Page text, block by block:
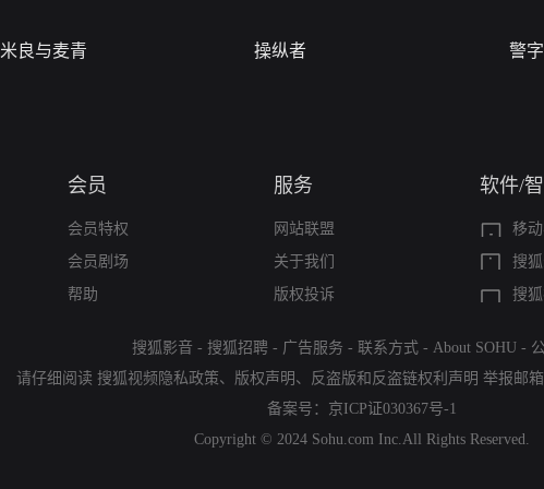
米良与麦青 操纵者 警
会员
会员特权
会员剧场
帮助
服务
网站联盟
关于我们
版权投诉
软件/
移
搜
搜
搜狐影音 - 搜狐招聘 - 广告服务 - 联系方式 - About SOHU -
请仔细阅读 搜狐视频隐私政策、 版权声明 、 反盗版和反盗链权利声明 举报邮箱
备案号： 京ICP证030367号-1
Copyright © 2024 Sohu.com Inc.All Rights Reserved.